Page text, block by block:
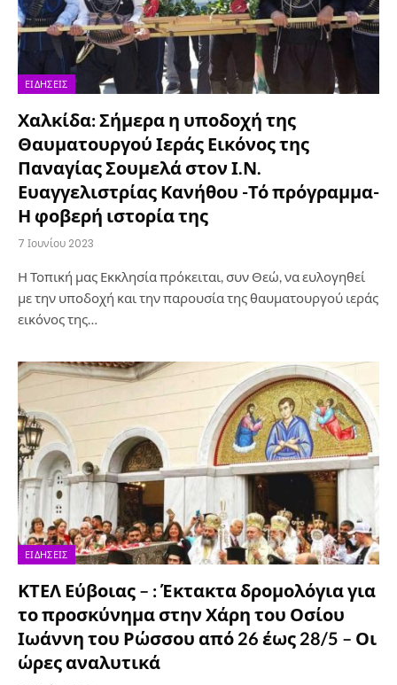
ΕΙΔΉΣΕΙΣ
Χαλκίδα: Σήμερα η υποδοχή της
Θαυματουργού Ιεράς Εικόνος της
Παναγίας Σουμελά στον Ι.Ν.
Ευαγγελιστρίας Κανήθου -Τό πρόγραμμα-
Η φοβερή ιστορία της
7 Ιουνίου 2023
Η Τοπική μας Εκκλησία πρόκειται, συν Θεώ, να ευλογηθεί
με την υποδοχή και την παρουσία της θαυματουργού ιεράς
εικόνος της…
ΕΙΔΉΣΕΙΣ
ΚΤΕΛ Εύβοιας – : Έκτακτα δρομολόγια για
το προσκύνημα στην Χάρη του Οσίου
Ιωάννη του Ρώσσου από 26 έως 28/5 – Οι
ώρες αναλυτικά